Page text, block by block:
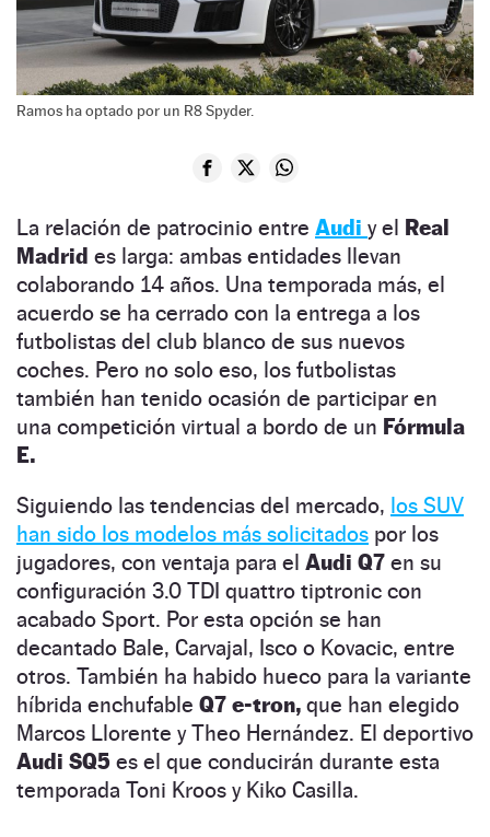
Ramos ha optado por un R8 Spyder.
La relación de patrocinio entre Audi y el Real
Madrid es larga: ambas entidades llevan
colaborando 14 años. Una temporada más, el
acuerdo se ha cerrado con la entrega a los
futbolistas del club blanco de sus nuevos
coches. Pero no solo eso, los futbolistas
también han tenido ocasión de participar en
una competición virtual a bordo de un Fórmula
E.
Siguiendo las tendencias del mercado, los SUV
han sido los modelos más solicitados por los
jugadores, con ventaja para el Audi Q7 en su
configuración 3.0 TDI quattro tiptronic con
acabado Sport. Por esta opción se han
decantado Bale, Carvajal, Isco o Kovacic, entre
otros. También ha habido hueco para la variante
híbrida enchufable Q7 e-tron, que han elegido
Marcos Llorente y Theo Hernández. El deportivo
Audi SQ5 es el que conducirán durante esta
temporada Toni Kroos y Kiko Casilla.